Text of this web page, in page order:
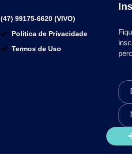
(47) 99175-6620 (VIVO)
Política de Privacidade
Termos de Uso